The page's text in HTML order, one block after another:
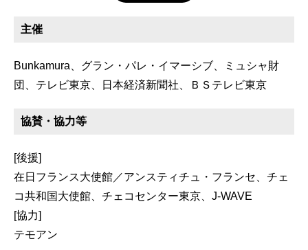
主催
Bunkamura、グラン・パレ・イマーシブ、ミュシャ財
団、テレビ東京、日本経済新聞社、ＢＳテレビ東京
協賛・協力等
[後援]
在日フランス大使館／アンスティチュ・フランセ、チェ
コ共和国大使館、チェコセンター東京、J-WAVE
[協力]
テモアン